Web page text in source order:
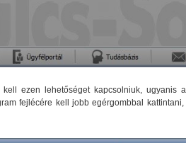
ezen lehetőséget kapcsolniuk, ugyanis
fejlécére kell jobb egérgombbal